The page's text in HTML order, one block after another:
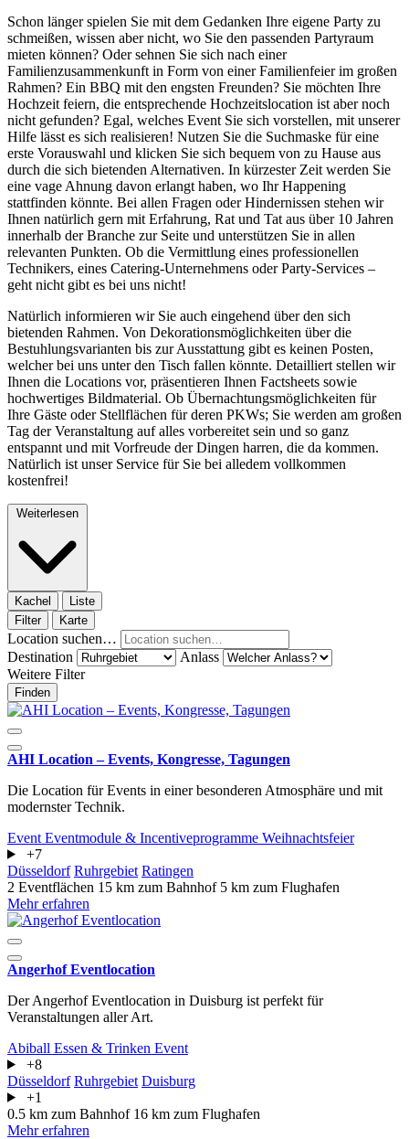
Schon länger spielen Sie mit dem Gedanken Ihre eigene Party zu
schmeißen, wissen aber nicht, wo Sie den passenden Partyraum
mieten können? Oder sehnen Sie sich nach einer
Familienzusammenkunft in Form von einer Familienfeier im großen
Rahmen? Ein BBQ mit den engsten Freunden? Sie möchten Ihre
Hochzeit feiern, die entsprechende Hochzeitslocation ist aber noch
nicht gefunden? Egal, welches Event Sie sich vorstellen, mit unserer
Hilfe lässt es sich realisieren! Nutzen Sie die Suchmaske für eine
erste Vorauswahl und klicken Sie sich bequem von zu Hause aus
durch die sich bietenden Alternativen. In kürzester Zeit werden Sie
eine vage Ahnung davon erlangt haben, wo Ihr Happening
stattfinden könnte. Bei allen Fragen oder Hindernissen stehen wir
Ihnen natürlich gern mit Erfahrung, Rat und Tat aus über 10 Jahren
innerhalb der Branche zur Seite und unterstützen Sie in allen
relevanten Punkten. Ob die Vermittlung eines professionellen
Technikers, eines Catering-Unternehmens oder Party-Services –
geht nicht gibt es bei uns nicht!
Natürlich informieren wir Sie auch eingehend über den sich
bietenden Rahmen. Von Dekorationsmöglichkeiten über die
Bestuhlungsvarianten bis zur Ausstattung gibt es keinen Posten,
welcher bei uns unter den Tisch fallen könnte. Detailliert stellen wir
Ihnen die Locations vor, präsentieren Ihnen Factsheets sowie
hochwertiges Bildmaterial. Ob Übernachtungsmöglichkeiten für
Ihre Gäste oder Stellflächen für deren PKWs; Sie werden am großen
Tag der Veranstaltung auf alles vorbereitet sein und so ganz
entspannt und mit Vorfreude der Dingen harren, die da kommen.
Natürlich ist unser Service für Sie bei alledem vollkommen
kostenfrei!
Weiterlesen
Kachel
Liste
Filter
Karte
Location suchen…
Destination
Anlass
Weitere Filter
Finden
AHI Location – Events, Kongresse, Tagungen
Die Location für Events in einer besonderen Atmosphäre und mit
modernster Technik.
Event Eventmodule & Incentiveprogramme Weihnachtsfeier
+7
Düsseldorf Ruhrgebiet Ratingen
2 Eventflächen 15 km zum Bahnhof 5 km zum Flughafen
Mehr erfahren
Angerhof Eventlocation
Der Angerhof Eventlocation in Duisburg ist perfekt für
Veranstaltungen aller Art.
Abiball Essen & Trinken Event
+8
Düsseldorf Ruhrgebiet Duisburg
+1
0.5 km zum Bahnhof 16 km zum Flughafen
Mehr erfahren